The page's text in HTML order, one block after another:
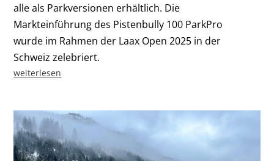
alle als Parkversionen erhältlich. Die
Markteinführung des Pistenbully 100 ParkPro
wurde im Rahmen der Laax Open 2025 in der
Schweiz zelebriert.
weiterlesen